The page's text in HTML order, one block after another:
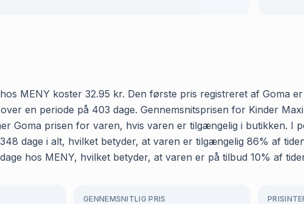
MENY koster 32.95 kr. Den første pris registreret af Goma
en periode på 403 dage. Gennemsnitsprisen for Kinder
Goma prisen for varen, hvis varen er tilgængelig i butikken. I
dage i alt, hvilket betyder, at varen er tilgængelig 86% af
hos MENY, hvilket betyder, at varen er på tilbud 10% af
GENNEMSNITLIG PRIS